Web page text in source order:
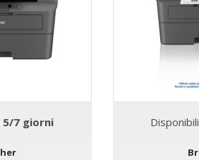
5/7 giorni